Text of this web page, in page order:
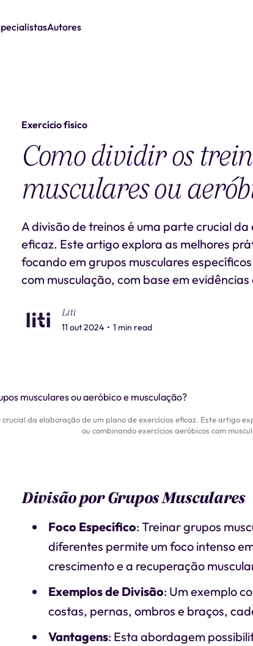
Autores
Exercício físico
Como dividir os
musculares ou
A divisão de treinos é uma parte crucial
eficaz. Este artigo explora as melhores
focando em grupos musculares
com musculação, com base em
Liti
11 out 2024 • 1 min read
da elaboração de um plano de exercícios eficaz. Este artigo
ou combinando exercícios aeróbicos com
Divisão por Grupos Musculares
Foco Específico: Treinar grupos
diferentes permite um foco intenso
crescimento e a recuperação
Exemplos de Divisão: Um exemplo
costas, pernas, ombros e braços,
Vantagens: Esta abordagem